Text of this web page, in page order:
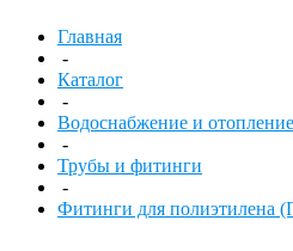
Главная
-
Каталог
-
Водоснабжение и отопление
-
Трубы и фитинги
-
Фитинги для полиэтилена